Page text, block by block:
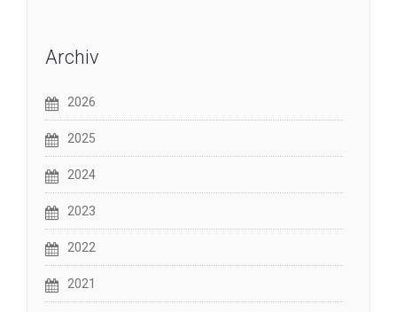
Archiv
2026
2025
2024
2023
2022
2021